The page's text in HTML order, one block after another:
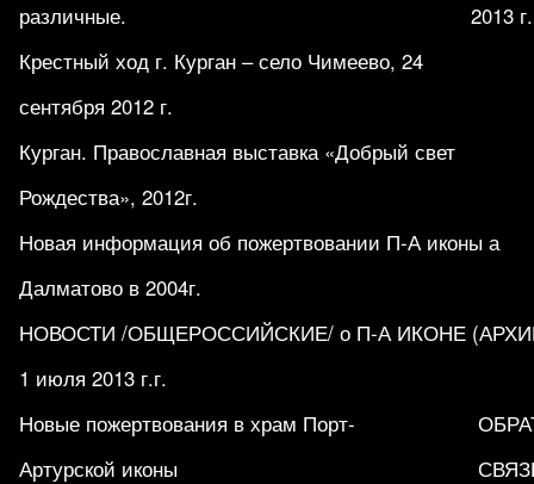
различные.
2013 г.
Крестный ход г. Курган – село Чимеево, 24
сентября 2012 г.
Курган. Православная выставка «Добрый свет
Рождества», 2012г.
Новая информация об пожертвовании П-А иконы а
Далматово в 2004г.
НОВОСТИ /ОБЩЕРОССИЙСКИЕ/ о П-А ИКОНЕ (АРХИВ
1 июля 2013 г.г.
Новые пожертвования в храм Порт-
Артурской иконы